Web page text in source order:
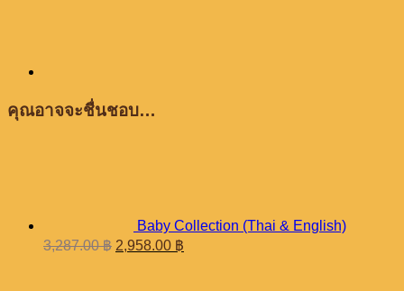
คุณอาจจะชื่นชอบ…
Baby Collection (Thai & English)
3,287.00฿ Original
price
2,958.00 ฿
price